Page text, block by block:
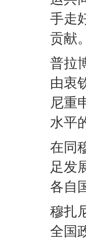
手走
贡献。
普拉
由衷
尼重
水平
在同
足发
各自
穆扎
全国